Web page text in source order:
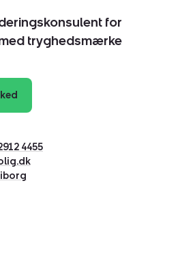
for
tryghedsmærke
4455